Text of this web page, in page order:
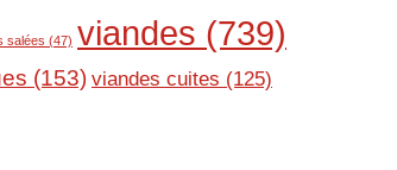
salées (47) viandes (739)
(153) viandes cuites (125)